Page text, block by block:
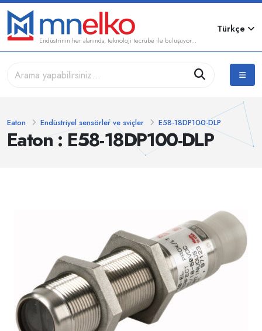
Endüstrinin her alanında, teknoloji tecrübe ile buluşuyor...
Türkçe
Eaton : E58-18DP100-DLP
Eaton Endüstriyel sensörler ve sviçler E58-18DP100-DLP